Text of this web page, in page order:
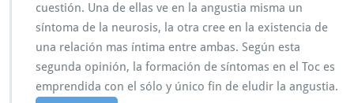
cuestión. Una de ellas ve en la angustia misma un
síntoma de la neurosis, la otra cree en la existencia de
una relación mas íntima entre ambas. Según esta
segunda opinión, la formación de síntomas en el Toc es
emprendida con el sólo y único fin de eludir la angustia.